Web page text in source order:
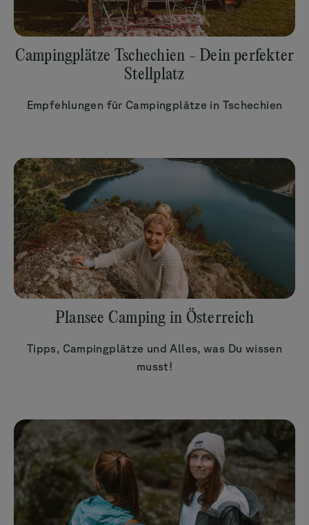
Campingplätze Tschechien - Dein perfekter
Stellplatz
Empfehlungen für Campingplätze in Tschechien
Plansee Camping in Österreich
Tipps, Campingplätze und Alles, was Du wissen
musst!